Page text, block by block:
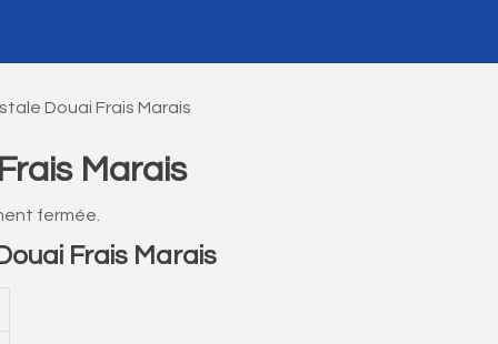
Douai Frais Marais
Marais
fermée.
Frais Marais